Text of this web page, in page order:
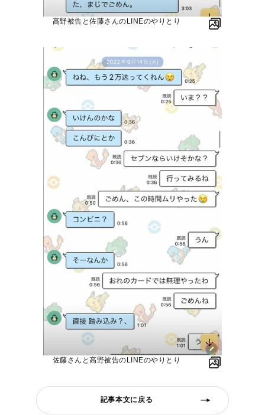
高野被告と佐藤さんのLINEのやりとり
佐藤さんと高野被告のLINEのやりとり
記事本文に戻る